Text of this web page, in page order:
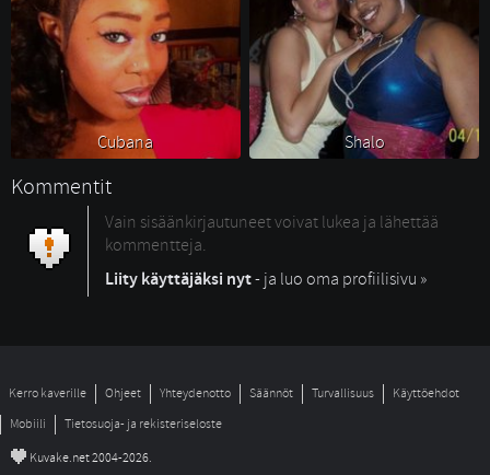
Cubana Shalo
Kommentit
Vain sisäänkirjautuneet voivat lukea ja lähettää
kommentteja.
Liity käyttäjäksi nyt- ja luo oma profiilisivu »
Kerro kaverille Ohjeet Yhteydenotto Säännöt Turvallisuus
Käyttöehdot
Mobiili
Tietosuoja- ja rekisteriseloste
© Kuvake.net 2004-2026.